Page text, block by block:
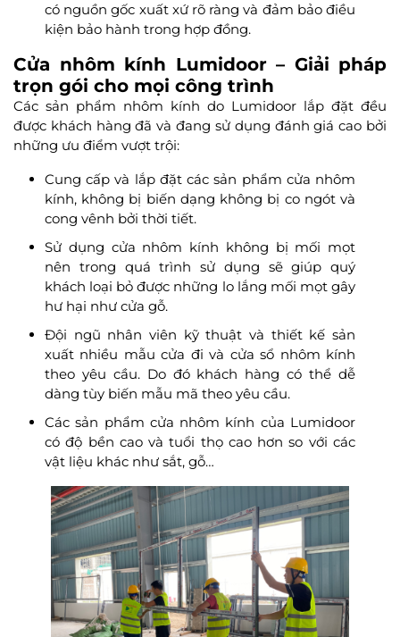
có nguồn gốc xuất xứ rõ ràng và đảm bảo điều
kiện bảo hành trong hợp đồng.
Cửa nhôm kính Lumidoor – Giải pháp
trọn gói cho mọi công trình
Các sản phẩm nhôm kính do Lumidoor lắp đặt đều
được khách hàng đã và đang sử dụng đánh giá cao bởi
những ưu điểm vượt trội:
Cung cấp và lắp đặt các sản phẩm cửa nhôm
kính, không bị biến dạng không bị co ngót và
cong vênh bởi thời tiết.
Sử dụng cửa nhôm kính không bị mối mọt
nên trong quá trình sử dụng sẽ giúp quý
khách loại bỏ được những lo lắng mối mọt gây
hư hại như cửa gỗ.
Đội ngũ nhân viên kỹ thuật và thiết kế sản
xuất nhiều mẫu cửa đi và cửa sổ nhôm kính
theo yêu cầu. Do đó khách hàng có thể dễ
dàng tùy biến mẫu mã theo yêu cầu.
Các sản phẩm cửa nhôm kính của Lumidoor
có độ bền cao và tuổi thọ cao hơn so với các
vật liệu khác như sắt, gỗ…